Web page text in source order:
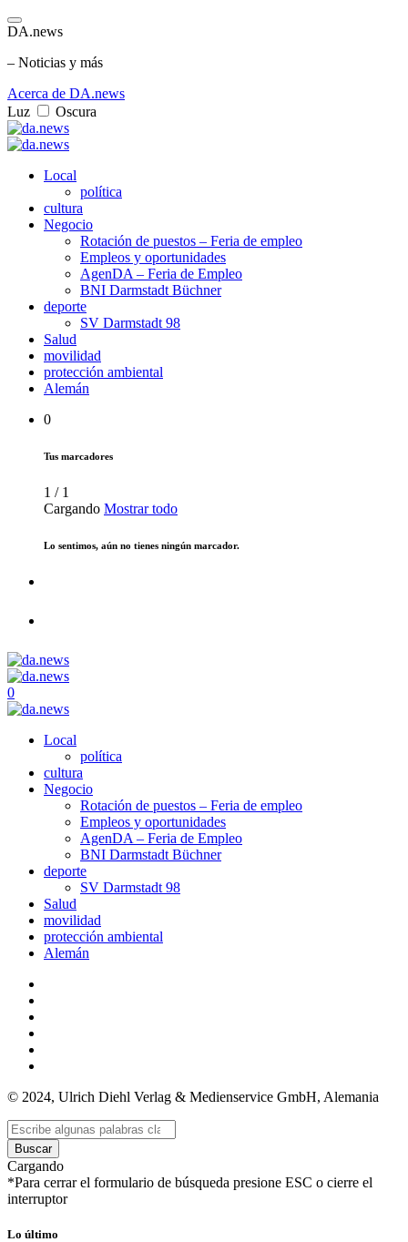
DA.news
– Noticias y más
Acerca de DA.news
Luz
Oscura
Local
política
cultura
Negocio
Rotación de puestos – Feria de empleo
Empleos y oportunidades
AgenDA – Feria de Empleo
BNI Darmstadt Büchner
deporte
SV Darmstadt 98
Salud
movilidad
protección ambiental
Alemán
0
Tus marcadores
1 / 1
Cargando Mostrar todo
Lo sentimos, aún no tienes ningún marcador.
0
Local
política
cultura
Negocio
Rotación de puestos – Feria de empleo
Empleos y oportunidades
AgenDA – Feria de Empleo
BNI Darmstadt Büchner
deporte
SV Darmstadt 98
Salud
movilidad
protección ambiental
Alemán
© 2024, Ulrich Diehl Verlag & Medienservice GmbH, Alemania
Buscar
Cargando
*Para cerrar el formulario de búsqueda presione ESC o cierre el
interruptor
Lo último